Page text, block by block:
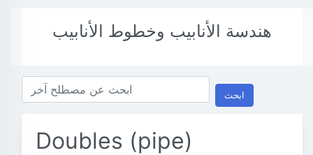
هندسة الأنابيب وخطوط الأنابيب
ابحث
Doubles (pipe)